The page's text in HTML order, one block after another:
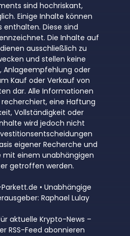
sind hochriskant,
Einige Inhalte können
enthalten. Diese sind
Die Inhalte auf
ausschließlich zu
und stellen keine
Anlageempfehlung oder
Kauf oder Verkauf von
dar. Alle Informationen
eine Haftung
Vollständigkeit oder
wird jedoch nicht
eigener Recherche und
mit einem unabhängigen
getroffen werden.
• Unabhängige
Raphael Lulay
aktuelle Krypto-News –
RSS-Feed abonnieren